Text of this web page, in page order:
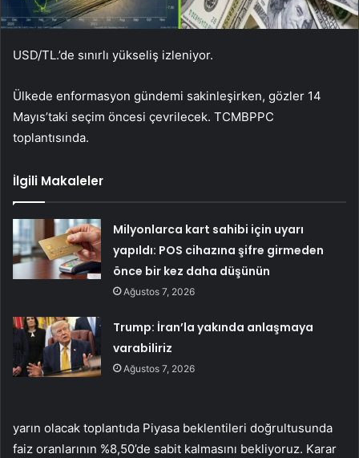
USD/TL.’de sınırlı yükseliş izleniyor.
Ülkede enformasyon gündemi sakinleşirken, gözler 14
Mayıs’taki seçim öncesi çevrilecek. TCMBPPC
toplantısında.
İlgili Makaleler
Milyonlarca kart sahibi için uyarı
yapıldı: POS cihazına şifre girmeden
önce bir kez daha düşünün
Ağustos 7, 2026
Trump: İran’la yakında anlaşmaya
varabiliriz
Ağustos 7, 2026
yarın olacak toplantıda Piyasa beklentileri doğrultusunda
faiz oranlarının %8,50’de sabit kalmasını bekliyoruz. Karar